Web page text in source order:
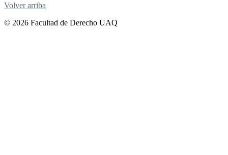
Volver arriba
© 2026 Facultad de Derecho UAQ